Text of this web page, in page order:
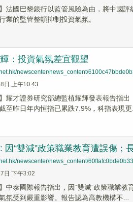
】法國巴黎銀行以監管風險為由，將中國
業的監管整頓抑制投資氣氛。
：投資氣氛差宜觀望
newscenter/news_content/
日 上午10:43
】耀才證券研究部總監植耀輝發表報告指
至昨日年內恒指已累跌7.9%，科指表現更
因“雙減”政策職業教育遭誤傷；
newscenter/news_content/
日 下午3:02
】中泰國際報告指出，因“雙減”政策職業
氛受到嚴重影響。報告認為高教機構不...